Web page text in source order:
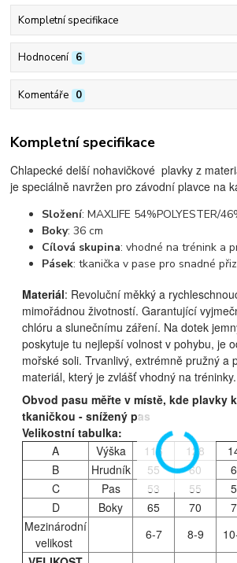
Kompletní specifikace
Hodnocení 6
Komentáře 0
Kompletní specifikace
Chlapecké delší nohavičkové plavky z
je speciálně navržen pro závodní plavce na
Složení: MAXLIFE 54%POLYESTER/
Boky: 36 cm
Cílová skupina: vhodné na trénink a
Pásek: tkanička v pase pro snadné
Materiál: Revoluční měkký a
mimořádnou životností. Garantující
chlóru a slunečnímu záření. Na dotek
poskytuje tu nejlepší volnost v pohybu, je
mořské soli. Trvanlivý, extrémně pružný a
materiál, který je zvlášť vhodný na tréninky.
Obvod pasu měřte v místě, kde plavky
tkaničkou - snížený pas
Velikostní tabulka:
A
Výška 116 128
B
Hrudník 55 60
C
Pas 53 55
D
Boky 65 70
Mezinárodní
velikost
6-7 8-9